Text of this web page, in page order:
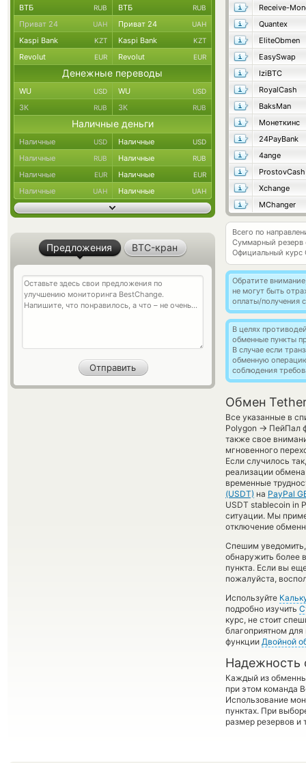
Receive-
Quantex
EliteObmen
EasySwap
IziBTC
RoyalCash
BaksMan
Монеткинс
24PayBank
4ange
ProstovCash
Xchange
MChanger
Всего по
Суммарный резерв
Официальный курс
Обратите
не могут быть
оплаты/получения
В целях
обменные пункты
В случае если
обменную
соблюдения
Обмен Tether
Все указанные в
Polygon → ПейПал
также свое
мгновенного
Если случилось
реализации
временные
(USDT) на PayPal
USDT stablecoin in
ситуации. Мы
отключение
Спешим
обнаружить более
пункта. Если вы
пожалуйста,
Используйте
подробно изучить
курс, не стоит
благоприятном
функции Двойной
Надежность
Каждый из
при этом команда
Использование
пунктах. При
размер резервов и
ВТБ RUB ВТБ RUB
Приват 24 UAH Приват 24 UAH
Kaspi Bank KZT Kaspi Bank KZT
Revolut EUR Revolut EUR
Денежные переводы
WU USD WU USD
ЗК RUB ЗК RUB
Наличные деньги
Наличные USD Наличные USD
Наличные RUB Наличные RUB
Наличные EUR Наличные EUR
Наличные UAH Наличные UAH
Предложения BTC-кран